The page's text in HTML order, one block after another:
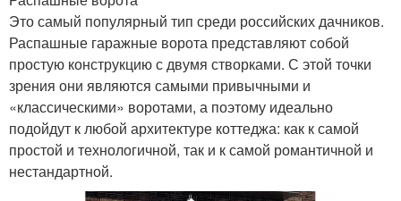
Это самый популярный тип среди российских дачников.
Распашные гаражные ворота представляют собой
простую конструкцию с двумя створками. С этой точки
зрения они являются самыми привычными и
«классическими» воротами, а поэтому идеально
подойдут к любой архитектуре коттеджа: как к самой
простой и технологичной, так и к самой романтичной и
нестандартной.